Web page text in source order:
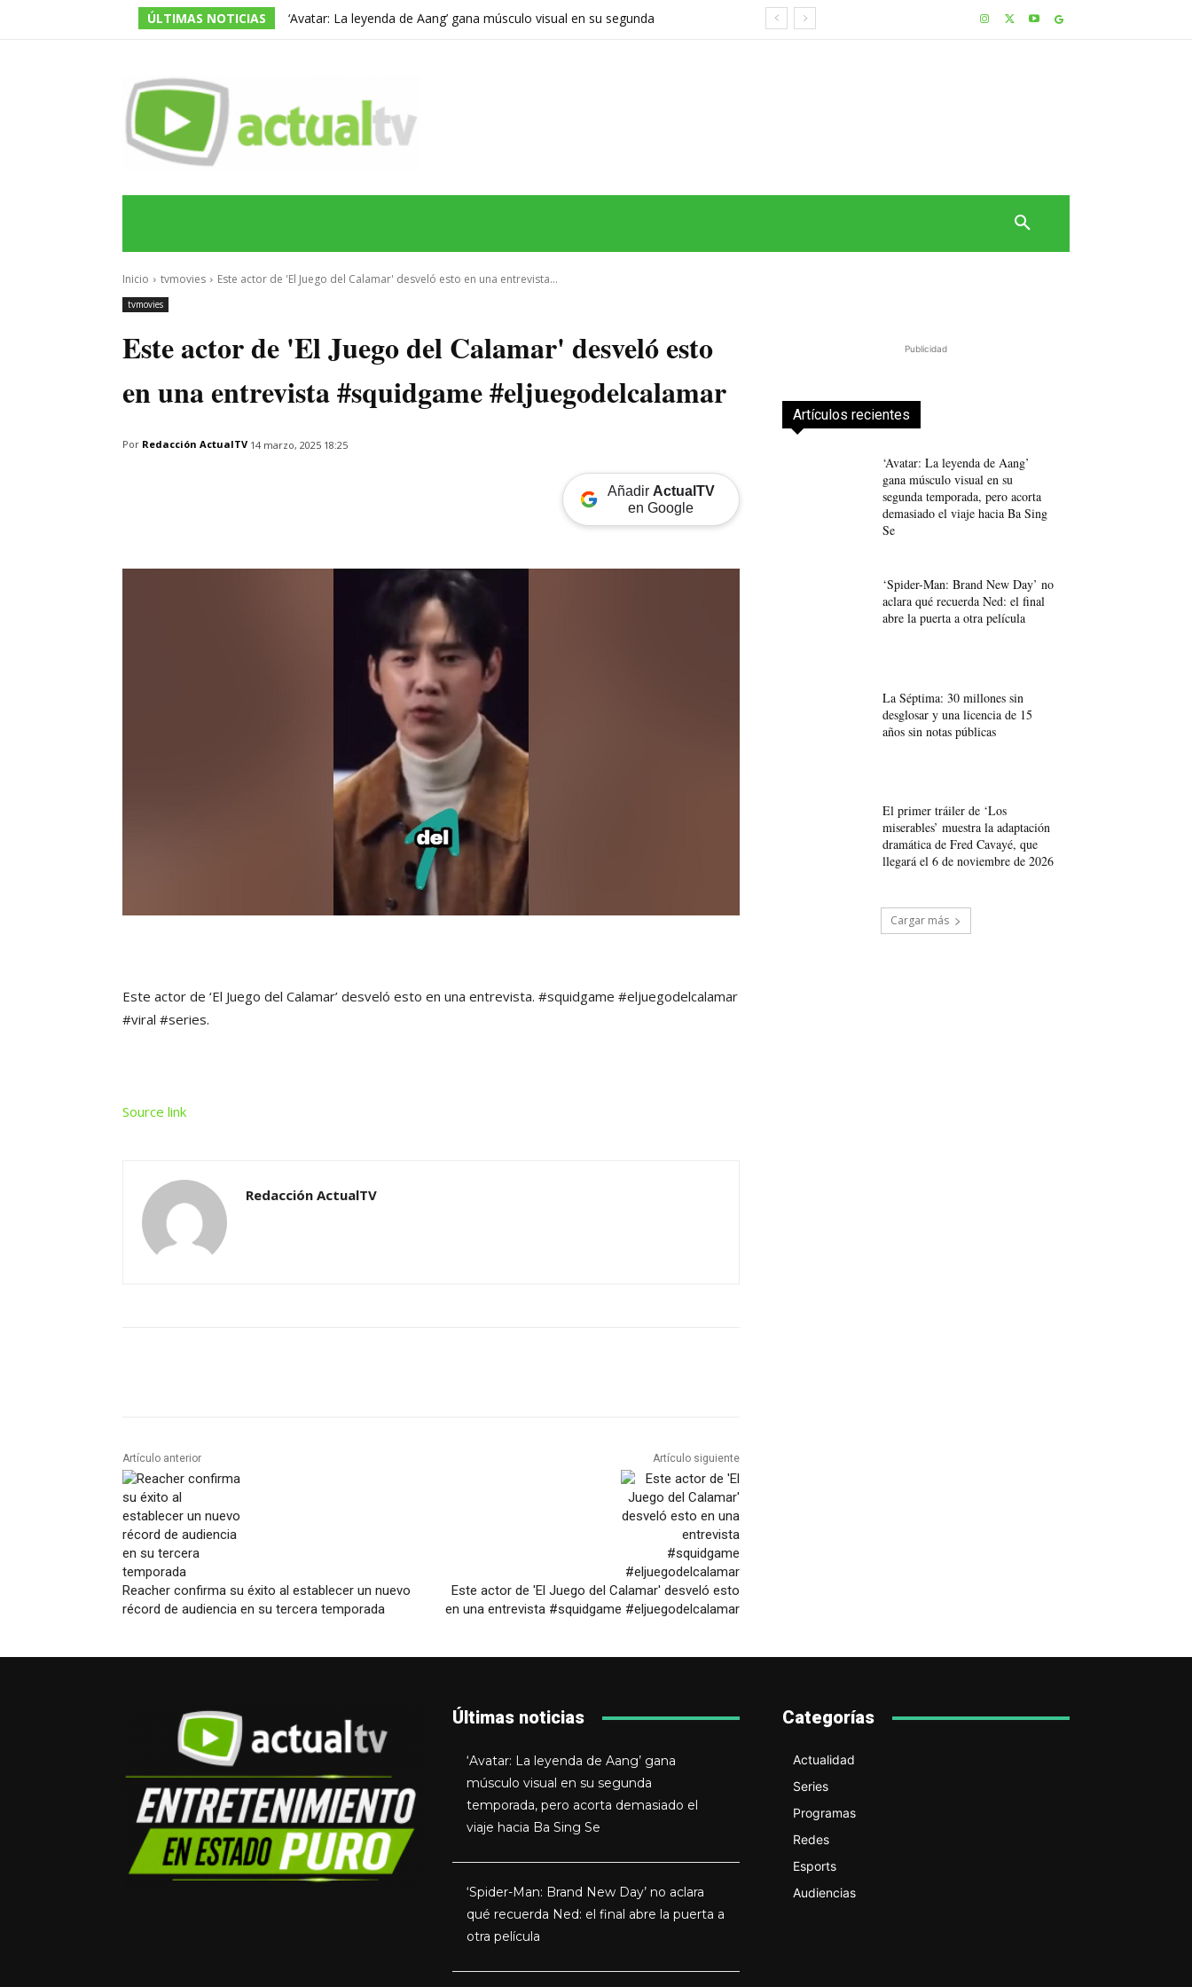
ÚLTIMAS NOTICIAS
‘Avatar: La leyenda de Aang’ gana músculo visual en su segunda
Inicio tvmovies Este actor de 'El Juego del Calamar' desveló esto en una entrevista...
tvmovies
Este actor de 'El Juego del Calamar' desveló esto
en una entrevista #squidgame #eljuegodelcalamar
Por Redacción ActualTV 14 marzo, 2025 18:25
Añadir ActualTV
en Google
Este actor de ‘El Juego del Calamar’ desveló esto en una entrevista. #squidgame #eljuegodelcalamar
#viral #series.
Source link
Redacción ActualTV
Artículo anterior
Reacher confirma su éxito al establecer un nuevo
récord de audiencia en su tercera temporada
Artículo siguiente
Este actor de 'El Juego del Calamar' desveló esto
en una entrevista #squidgame #eljuegodelcalamar
Publicidad
Artículos recientes
‘Avatar: La leyenda de Aang’
gana músculo visual en su
segunda temporada, pero acorta
demasiado el viaje hacia Ba Sing
Se
‘Spider-Man: Brand New Day’ no
aclara qué recuerda Ned: el final
abre la puerta a otra película
La Séptima: 30 millones sin
desglosar y una licencia de 15
años sin notas públicas
El primer tráiler de ‘Los
miserables’ muestra la adaptación
dramática de Fred Cavayé, que
llegará el 6 de noviembre de 2026
Cargar más
Últimas noticias
‘Avatar: La leyenda de Aang’ gana
músculo visual en su segunda
temporada, pero acorta demasiado el
viaje hacia Ba Sing Se
‘Spider-Man: Brand New Day’ no aclara
qué recuerda Ned: el final abre la puerta a
otra película
Categorías
Actualidad
Series
Programas
Redes
Esports
Audiencias